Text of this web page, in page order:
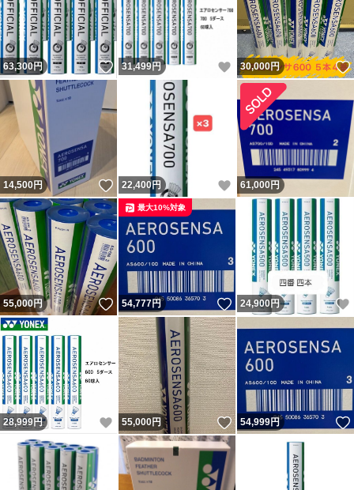
63,300円 いいね！
31,499円 いいね！
30,000円
14,500円 いいね！
22,400円 いいね！
61,000円
55,000円 いいね！
54,777円 いいね！
最大10%対象
24,900円
28,999円 いいね！
55,000円 いいね！
54,999円